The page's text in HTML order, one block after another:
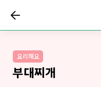
요리해요
부대찌개